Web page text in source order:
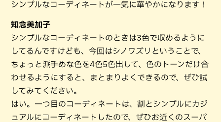
シンプルなコーディネートが一気に華やかになります！
知念美加子
シンプルなコーディネートのときは3色で収めるように
してるんですけども、今回はシノワズリということで、
ちょっと派手めな色を4色5色出して、色のトーンだけ合
わせるようにすると、まとまりよくできるので、ぜひ試
してみてください。
はい。一つ目のコーディネートは、割とシンプルにカジ
ュアルにコーディネートしたので、ぜひお近くのスーパ